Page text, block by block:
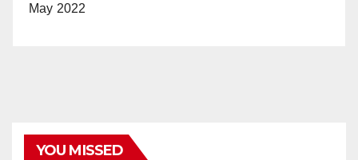
May 2022
YOU MISSED